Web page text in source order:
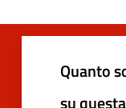
Quanto
su